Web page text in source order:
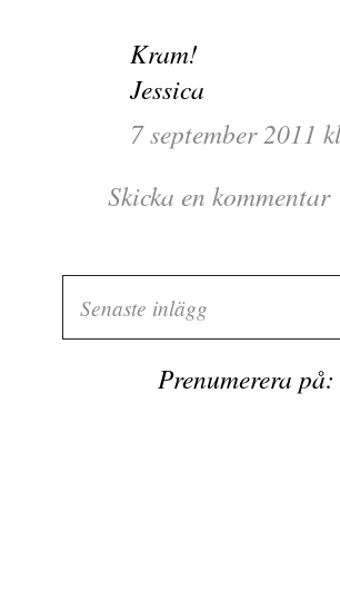
Kram!
Jessica
7 september 2011
Skicka en kommentar
Senaste inlägg
Prenumerera på: